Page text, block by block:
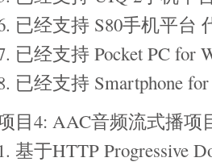
已经支持 S80手机平台
已经支持 Pocket PC for
已经支持 Smartphone
目4: AAC音频流式播项
1. 基于HTTP Progressive